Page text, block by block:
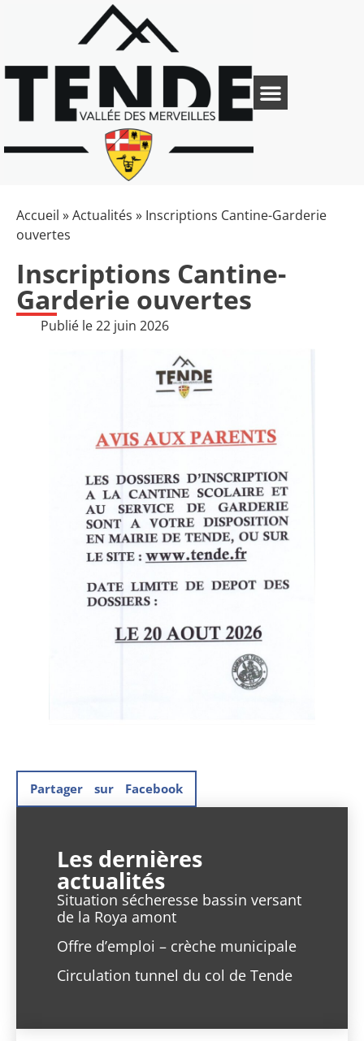
Accueil »Actualités » Inscriptions Cantine-Garderie
ouvertes
Inscriptions Cantine-
Garderie ouvertes
Publié le22 juin 2026
Partager sur Facebook
Les dernières
actualités
Situation sécheresse bassin versant
de la Roya amont
Offre d’emploi – crèche municipale
Circulation tunnel du col de Tende